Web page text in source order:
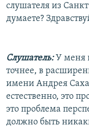
слушателя из
думаете?
Слушатель:У меня
точнее, в
имени Андрея
естественно, это
это проблема
должно быть